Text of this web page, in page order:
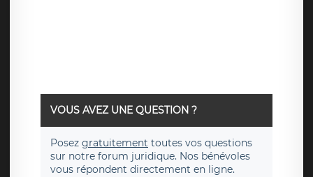
VOUS AVEZ UNE QUESTION ?
Posez gratuitement toutes vos questions
sur notre forum juridique. Nos bénévoles
vous répondent directement en ligne.